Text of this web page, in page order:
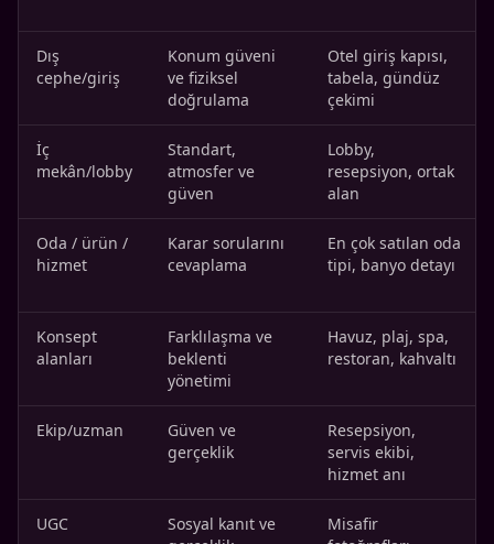
Dış
cephe/giriş
Konum güveni
ve fiziksel
doğrulama
Otel giriş kapısı,
tabela, gündüz
çekimi
İç
mekân/lobby
Standart,
atmosfer ve
güven
Lobby,
resepsiyon, ortak
alan
Oda / ürün /
hizmet
Karar sorularını
cevaplama
En çok satılan oda
tipi, banyo detayı
Konsept
alanları
Farklılaşma ve
beklenti
yönetimi
Havuz, plaj, spa,
restoran, kahvaltı
Ekip/uzman
Güven ve
gerçeklik
Resepsiyon,
servis ekibi,
hizmet anı
UGC
Sosyal kanıt ve
Misafir